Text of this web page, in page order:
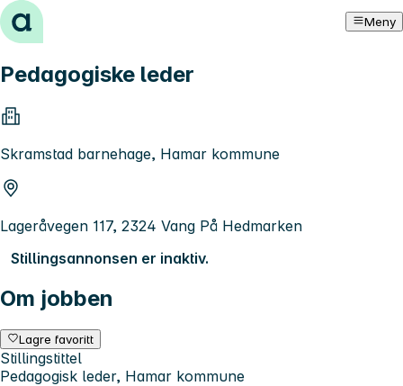
Hopp til innhold Meny
Pedagogiske leder
Skramstad barnehage, Hamar kommune
Lageråvegen 117, 2324 Vang På Hedmarken
Stillingsannonsen er inaktiv.
Om jobben
Lagre favoritt
Stillingstittel
Pedagogisk leder, Hamar kommune